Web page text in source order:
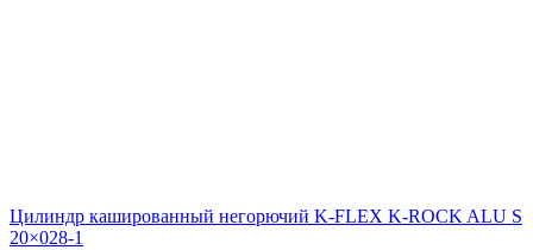
Цилиндр кашированный негорючий K-FLEX K-ROCK ALU S
20×028-1